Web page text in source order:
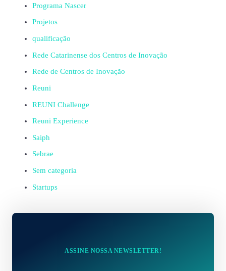
Programa Nascer
Projetos
qualificação
Rede Catarinense dos Centros de Inovação
Rede de Centros de Inovação
Reuni
REUNI Challenge
Reuni Experience
Saiph
Sebrae
Sem categoria
Startups
ASSINE NOSSA NEWSLETTER!